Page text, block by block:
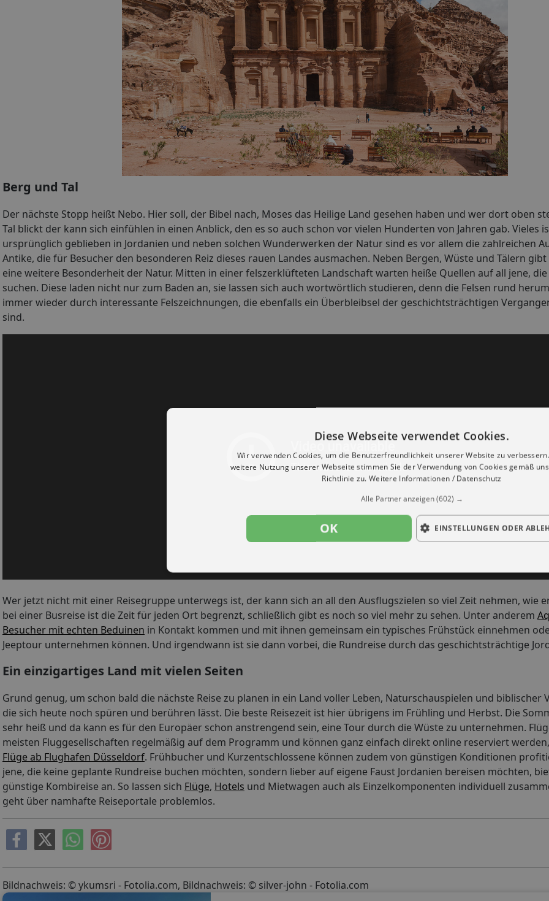
Berg und Tal
Der nächste Stopp heißt Nebo. Hier soll, der Bibel nach, Moses das Heilige Land gesehen haben und wer dort oben
Tal blickt der kann sich einfühlen in einen Anblick, den es so auch schon vor vielen Hunderten von Jahren gab. Vieles
ursprünglich geblieben in Jordanien und neben solchen Wunderwerken der Natur sind es vor allem die zahlreichen
Antike, die für Besucher den besonderen Reiz dieses rauen Landes ausmachen. Neben Bergen, Wüste und Tälern
eine weitere Besonderheit der Natur. Mitten in einer felszerklüfteten Landschaft warten heiße Quellen auf all jene,
suchen. Diese laden nicht nur zum Baden an, sie lassen sich auch wortwörtlich studieren, denn die Felsen rund
immer wieder durch interessante Felszeichnungen, die ebenfalls ein Überbleibsel der geschichtsträchtigen
sind.
Wer jetzt nicht mit einer Reisegruppe unterwegs ist, der kann sich an all den Ausflugszielen so viel Zeit nehmen, wie
bei einer Busreise ist die Zeit für jeden Ort begrenzt, schließlich gibt es noch so viel mehr zu sehen. Unter anderem
Besucher mit echten Beduinen in Kontakt kommen und mit ihnen gemeinsam ein typisches Frühstück einnehmen
Jeeptour unternehmen können. Und irgendwann ist sie dann vorbei, die Rundreise durch das geschichtsträchtige
Ein einzigartiges Land mit vielen Seiten
Grund genug, um schon bald die nächste Reise zu planen in ein Land voller Leben, Naturschauspielen und biblischer
die sich heute noch spüren und berühren lässt. Die beste Reisezeit ist hier übrigens im Frühling und Herbst. Die
sehr heiß und da kann es für den Europäer schon anstrengend sein, eine Tour durch die Wüste zu unternehmen.
meisten Fluggesellschaften regelmäßig auf dem Programm und können ganz einfach direkt online reserviert
Flüge ab Flughafen Düsseldorf. Frühbucher und Kurzentschlossene können zudem von günstigen Konditionen
jene, die keine geplante Rundreise buchen möchten, sondern lieber auf eigene Faust Jordanien bereisen möchten,
günstige Kombireise an. So lassen sich Flüge, Hotels und Mietwagen auch als Einzelkomponenten individuell
geht über namhafte Reiseportale problemlos.
Bildnachweis: © ykumsri - Fotolia.com, Bildnachweis: © silver-john - Fotolia.com
Diese Webseite verwendet Cookies.
Wir verwenden Cookies, um die Benutzerfreundlichkeit unserer Website zu
weitere Nutzung unserer Webseite stimmen Sie der Verwendung von Cookies gemäß
Richtlinie zu. Weitere Informationen / Datenschutz
Alle Partner anzeigen(602) →
OK EINSTELLUNGEN ODER